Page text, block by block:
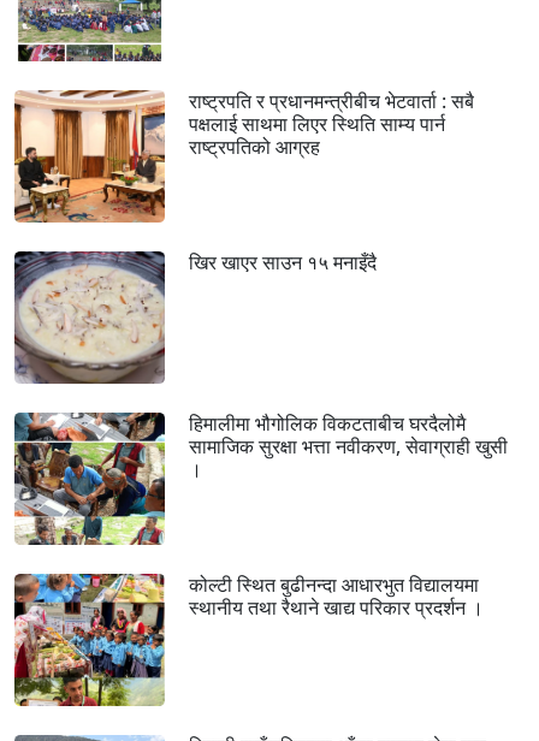
राष्ट्रपति र प्रधानमन्त्रीबीच भेटवार्ता : सबै
पक्षलाई साथमा लिएर स्थिति साम्य पार्न
राष्ट्रपतिको आग्रह
खिर खाएर साउन १५ मनाइँदै
हिमालीमा भौगोलिक विकटताबीच घरदैलोमै
सामाजिक सुरक्षा भत्ता नवीकरण, सेवाग्राही खुसी
।
कोल्टी स्थित बुढीनन्दा आधारभुत विद्यालयमा
स्थानीय तथा रैथाने खाद्य परिकार प्रदर्शन ।